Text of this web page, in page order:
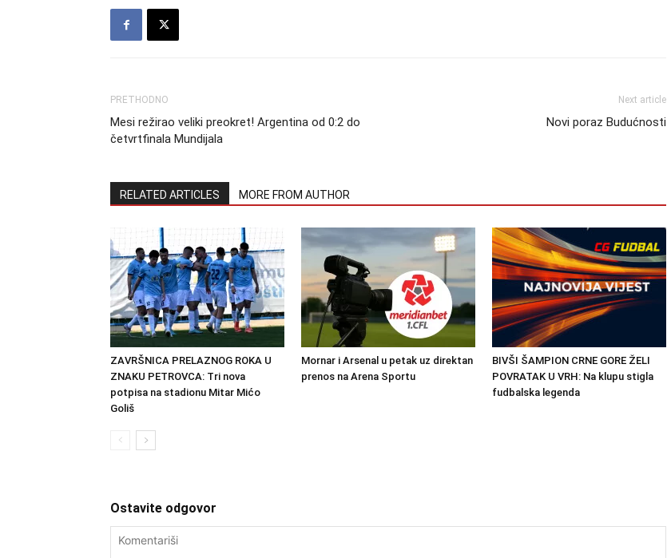
PRETHODNO
Mesi režirao veliki preokret! Argentina od 0:2 do
četvrtfinala Mundijala
Next article
Novi poraz Budućnosti
RELATED ARTICLES MORE FROM AUTHOR
ZAVRŠNICA PRELAZNOG ROKA U
ZNAKU PETROVCA: Tri nova
potpisa na stadionu Mitar Mićo
Goliš
Mornar i Arsenal u petak uz direktan
prenos na Arena Sportu
BIVŠI ŠAMPION CRNE GORE ŽELI
POVRATAK U VRH: Na klupu stigla
fudbalska legenda
Ostavite odgovor